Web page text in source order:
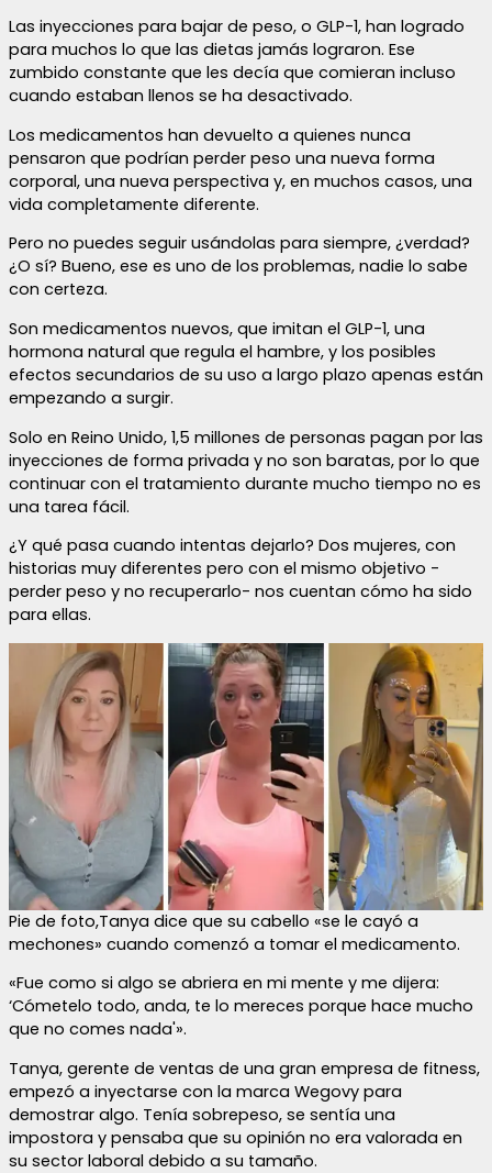
Las inyecciones para bajar de peso, o GLP-1, han logrado
para muchos lo que las dietas jamás lograron. Ese
zumbido constante que les decía que comieran incluso
cuando estaban llenos se ha desactivado.
Los medicamentos han devuelto a quienes nunca
pensaron que podrían perder peso una nueva forma
corporal, una nueva perspectiva y, en muchos casos, una
vida completamente diferente.
Pero no puedes seguir usándolas para siempre, ¿verdad?
¿O sí? Bueno, ese es uno de los problemas, nadie lo sabe
con certeza.
Son medicamentos nuevos, que imitan el GLP-1, una
hormona natural que regula el hambre, y los posibles
efectos secundarios de su uso a largo plazo apenas están
empezando a surgir.
Solo en Reino Unido, 1,5 millones de personas pagan por las
inyecciones de forma privada y no son baratas, por lo que
continuar con el tratamiento durante mucho tiempo no es
una tarea fácil.
¿Y qué pasa cuando intentas dejarlo? Dos mujeres, con
historias muy diferentes pero con el mismo objetivo -
perder peso y no recuperarlo- nos cuentan cómo ha sido
para ellas.
Pie de foto,Tanya dice que su cabello «se le cayó a
mechones» cuando comenzó a tomar el medicamento.
«Fue como si algo se abriera en mi mente y me dijera:
‘Cómetelo todo, anda, te lo mereces porque hace mucho
que no comes nada'».
Tanya, gerente de ventas de una gran empresa de fitness,
empezó a inyectarse con la marca Wegovy para
demostrar algo. Tenía sobrepeso, se sentía una
impostora y pensaba que su opinión no era valorada en
su sector laboral debido a su tamaño.